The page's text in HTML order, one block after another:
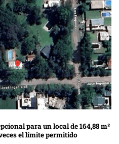
para un local de 164,88 m²
el límite permitido